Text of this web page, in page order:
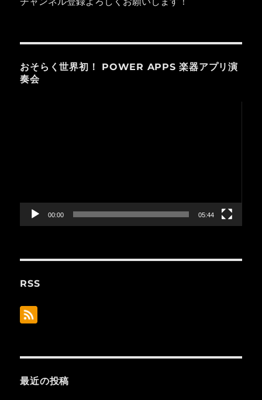
おそらく世界初！ POWER APPS 楽器アプリ演
奏会
ー
00:00 05:44
RSS
最近の投稿